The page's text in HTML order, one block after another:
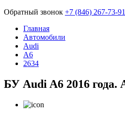
Обратный звонок +7 (846) 267-73-91
Главная
Автомобили
Audi
A6
2634
БУ Audi A6 2016 года.